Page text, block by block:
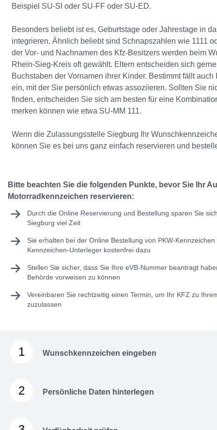
Beispiel SU-SI oder SU-FF oder SU-ED.
Besonders beliebt ist es, Geburtstage oder Jahrestage in
integrieren. Ähnlich beliebt sind Schnapszahlen wie 1111
der Vor- und Nachnamen des Kfz-Besitzers werden beim
Rhein-Sieg-Kreis oft gewählt. Eltern entscheiden sich
Buchstaben der Vornamen ihrer Kinder. Bestimmt fällt
ein, mit der Sie persönlich etwas assoziieren. Sollten Sie
finden, entscheiden Sie sich am besten für eine
merken können wie etwa SU-MM 111.
Wenn die Zulassungsstelle Siegburg Ihr
können Sie es bei uns ganz einfach reservieren und
Bitte beachten Sie die folgenden Punkte, bevor Sie Ihr
Motorradkennzeichen reservieren:
Durch die Online Reservierung und Bestellung sparen Sie
Siegburg viel Zeit
Sie erhalten bei der Online Bestellung von PKW-
Kennzeichen-Unterleger kostenfrei dazu
Stellen Sie sicher, dass Sie Ihre eVB-Nummer beantragt
Behörde vorweisen zu können
Vereinbaren Sie rechtzeitig einen Termin, um Ihr KFZ zu
zuzulassen
1 Wunschkennzeichen eingeben
2 Persönliche Daten hinterlegen